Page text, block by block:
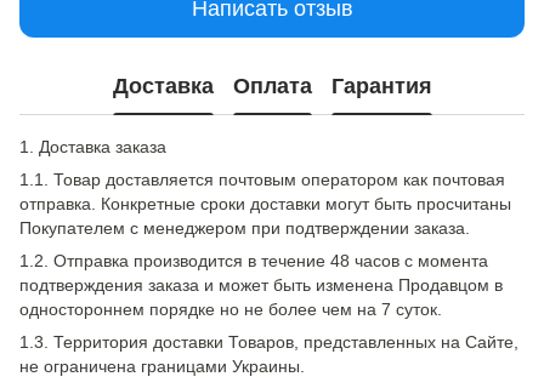
Написать отзыв
Доставка Оплата Гарантия
1. Доставка заказа
1.1. Товар доставляется почтовым оператором как почтовая
отправка. Конкретные сроки доставки могут быть просчитаны
Покупателем с менеджером при подтверждении заказа.
1.2. Отправка производится в течение 48 часов с момента
подтверждения заказа и может быть изменена Продавцом в
одностороннем порядке но не более чем на 7 суток.
1.3. Территория доставки Товаров, представленных на Сайте,
не ограничена границами Украины.